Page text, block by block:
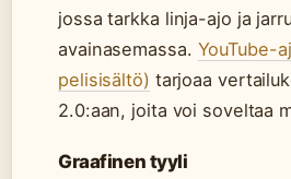
jossa tarkka linja-ajo ja
avainasemassa. YouTube-
pelisisältö) tarjoaa
2.0:aan, joita voi soveltaa
Graafinen tyyli